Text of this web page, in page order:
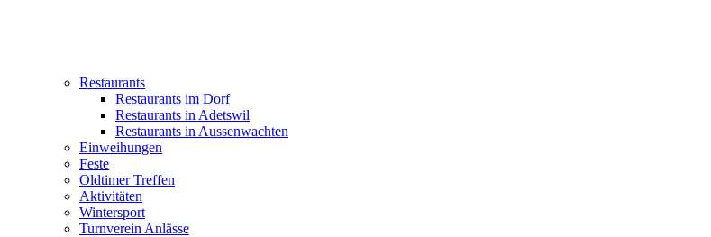
Restaurants
Restaurants im Dorf
Restaurants in Adetswil
Restaurants in Aussenwachten
Einweihungen
Feste
Oldtimer Treffen
Aktivitäten
Wintersport
Turnverein Anlässe